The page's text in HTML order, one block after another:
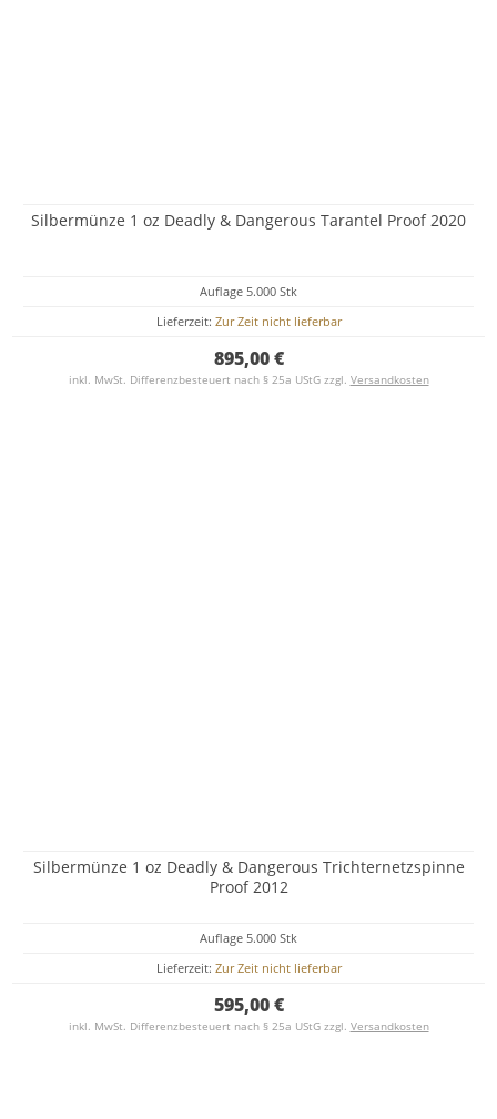
Silbermünze 1 oz Deadly & Dangerous Tarantel Proof 2020
Auflage 5.000 Stk
Lieferzeit: Zur Zeit nicht lieferbar
895,00 €
inkl. MwSt. Differenzbesteuert nach § 25a UStG zzgl. Versandkosten
Silbermünze 1 oz Deadly & Dangerous Trichternetzspinne
Proof 2012
Auflage 5.000 Stk
Lieferzeit: Zur Zeit nicht lieferbar
595,00 €
inkl. MwSt. Differenzbesteuert nach § 25a UStG zzgl. Versandkosten